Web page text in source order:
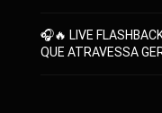
🎧🔥 LIVE
QUE ATRAVESSA